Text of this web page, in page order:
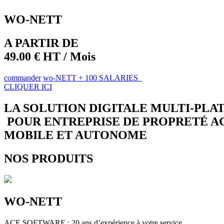
WO-NETT
A PARTIR DE
49.00 € HT / Mois
commander wo-NETT + 100 SALARIES
CLIQUER ICI
LA SOLUTION DIGITALE MULTI-
POUR ENTREPRISE DE PROPRETÉ
MOBILE ET AUTONOME
NOS PRODUITS
WO-NETT